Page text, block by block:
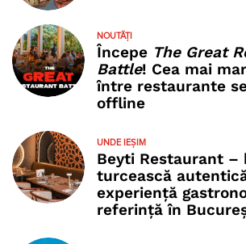
NOUTĂȚI
Începe The Great
Battle! Cea mai
între restaurante
offline
UNDE IEȘIM
Beyti Restaurant –
turcească
experiență
referință în